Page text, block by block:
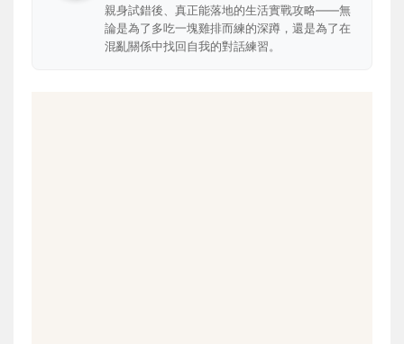
親身試錯後、真正能落地的生活實戰攻略——無
論是為了多吃一塊雞排而練的深蹲，還是為了在
混亂關係中找回自我的對話練習。